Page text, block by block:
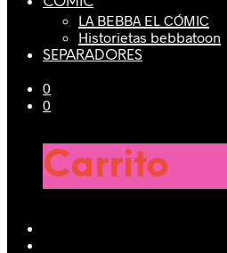
LA BEBBA EL CÓMIC
Historietas bebbatoon
SEPARADORES
0
0
Carrito